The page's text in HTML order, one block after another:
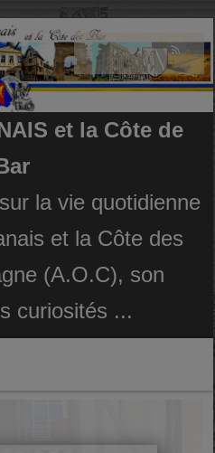
et la Côte de
la vie quotidienne
et la Côte des
(A.O.C), son
curiosités ...